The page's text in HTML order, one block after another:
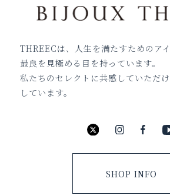
THREECは、人生を満たすためのア
最良を見極める目を持っています。
私たちのセレクトに共感していただ
しています。
SHOP INFO